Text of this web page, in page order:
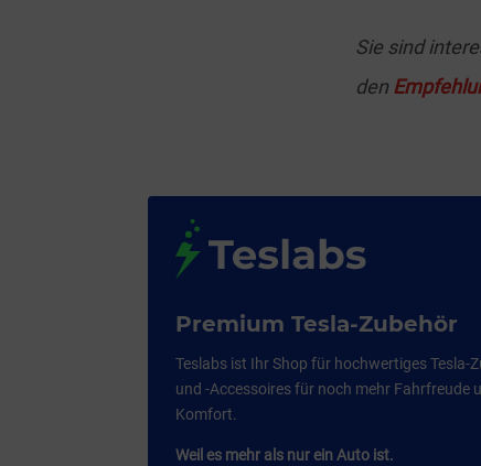
Sie sind
den
Premium Tesla-Zubehör
Teslabs ist Ihr Shop für hochwertiges Tesla-
und -Accessoires für noch mehr Fahrfreude
Komfort.
Weil es mehr als nur ein Auto ist.